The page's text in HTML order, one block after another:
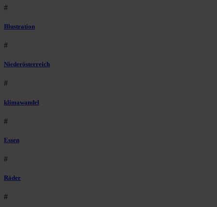
#
Illustration
#
Niederösterreich
#
klimawandel
#
Essen
#
Räder
#